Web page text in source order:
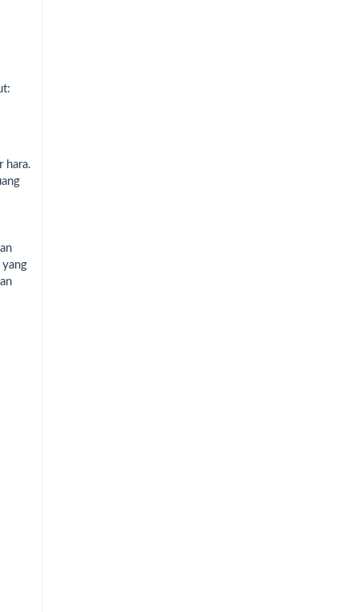
hara.